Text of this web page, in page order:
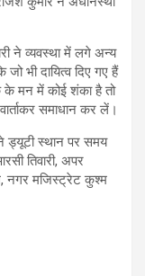
ने व्यवस्था में लगे अन्य
भी दायित्व दिए गए हैं
के मन में कोई शंका है तो
समाधान कर लें।
ड्यूटी स्थान पर समय
तिवारी, अपर
नगर मजिस्ट्रेट कुश्म